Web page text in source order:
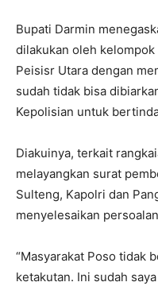
Bupati Darmin
dilakukan oleh
Peisisr Utara dengan
sudah tidak bisa
Kepolisian untuk
Diakuinya, terkait
melayangkan surat
Sulteng, Kapolri dan
menyelesaikan
“Masyarakat Poso tidak
ketakutan. Ini sudah